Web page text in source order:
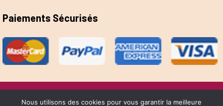
Paiements Sécurisés
@Escale de la Save 2022 - Réalisation Sophie
Nous utilisons des cookies pour vous garantir la meilleure